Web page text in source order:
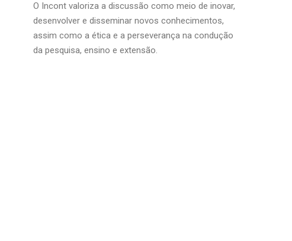
O Incont valoriza a discussão como meio de inovar,
desenvolver e disseminar novos conhecimentos,
assim como a ética e a perseverança na condução
da pesquisa, ensino e extensão.